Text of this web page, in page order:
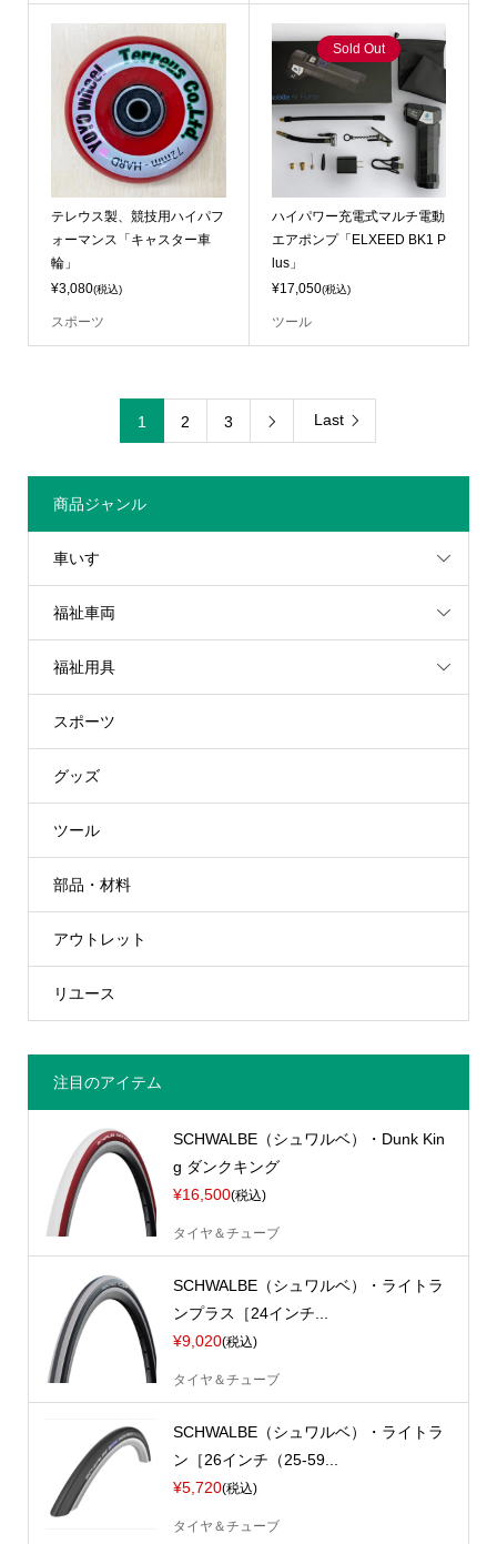
テレウス製、競技用ハイパフ
ォーマンス「キャスター車
輪」
¥3,080(税込)
スポーツ
Sold Out
ハイパワー充電式マルチ電動
エアポンプ「ELXEED BK1 P
lus」
¥17,050(税込)
ツール
1 2 3  Last
商品ジャンル
車いす
福祉車両
福祉用具
スポーツ
グッズ
ツール
部品・材料
アウトレット
リユース
注目のアイテム
SCHWALBE（シュワルベ）・Dunk Kin
g ダンクキング
¥16,500(税込)
タイヤ＆チューブ
SCHWALBE（シュワルベ）・ライトラ
ンプラス［24インチ...
¥9,020(税込)
タイヤ＆チューブ
SCHWALBE（シュワルベ）・ライトラ
ン［26インチ（25-59...
¥5,720(税込)
タイヤ＆チューブ